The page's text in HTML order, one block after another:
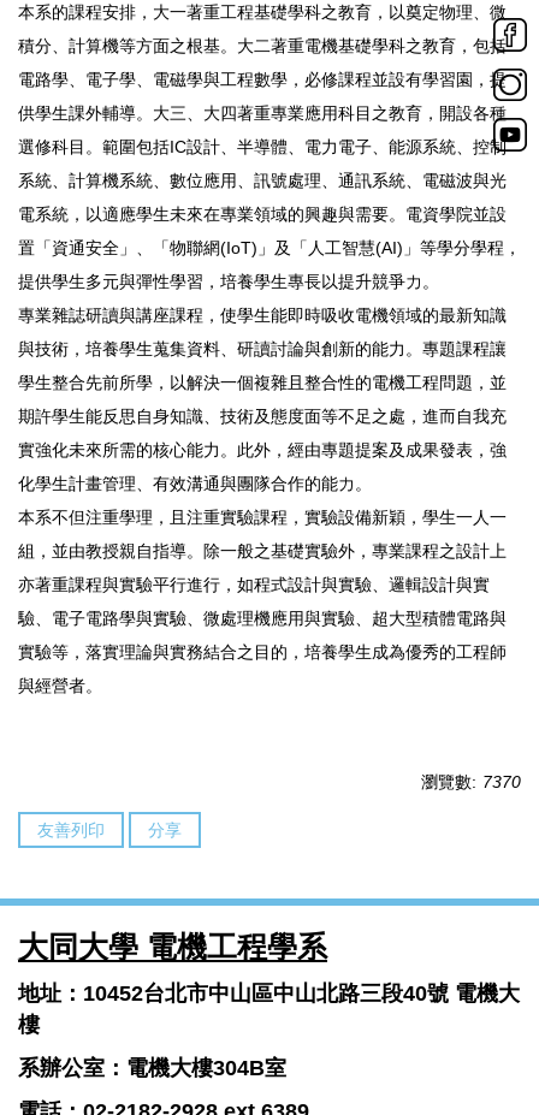
本系的課程安排，大一著重工程基礎學科之教育，以奠定物理、微
積分、計算機等方面之根基。大二著重電機基礎學科之教育，包括
電路學、電子學、電磁學與工程數學，必修課程並設有學習園，提
供學生課外輔導。大三、大四著重專業應用科目之教育，開設各種
選修科目。範圍包括IC設計、半導體、電力電子、能源系統、控制
系統、計算機系統、數位應用、訊號處理、通訊系統、電磁波與光
電系統，以適應學生未來在專業領域的興趣與需要。電資學院並設
置「資通安全」、「物聯網(IoT)」及「人工智慧(AI)」等學分學程，
提供學生多元與彈性學習，培養學生專長以提升競爭力。
專業雜誌研讀與講座課程，使學生能即時吸收電機領域的最新知識
與技術，培養學生蒐集資料、研讀討論與創新的能力。專題課程讓
學生整合先前所學，以解決一個複雜且整合性的電機工程問題，並
期許學生能反思自身知識、技術及態度面等不足之處，進而自我充
實強化未來所需的核心能力。此外，經由專題提案及成果發表，強
化學生計畫管理、有效溝通與團隊合作的能力。
本系不但注重學理，且注重實驗課程，實驗設備新穎，學生一人一
組，並由教授親自指導。除一般之基礎實驗外，專業課程之設計上
亦著重課程與實驗平行進行，如程式設計與實驗、邏輯設計與實
驗、電子電路學與實驗、微處理機應用與實驗、超大型積體電路與
實驗等，落實理論與實務結合之目的，培養學生成為優秀的工程師
與經營者。
瀏覽數: 7370
友善列印 分享
大同大學 電機工程學系
地址：10452台北市中山區中山北路三段40號 電機大
樓
系辦公室：電機大樓304B室